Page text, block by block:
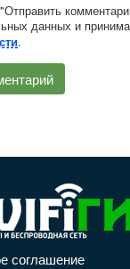
данных и
.
соглашение